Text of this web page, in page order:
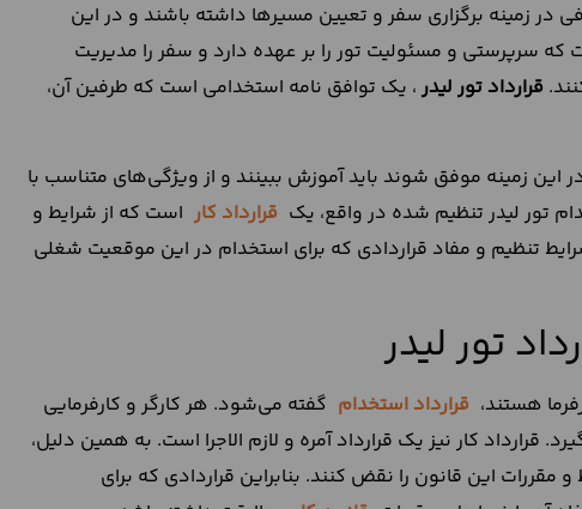
در زمینه برگزاری سفر و تعیین مسیرها داشته باشند و در این
سرپرستی و مسئولیت تور را بر عهده دارد و سفر را مدیریت
قرارداد تور لیدر ، یک توافق نامه استخدامی است که طرفین آن،
در این زمینه موفق شوند باید آموزش ببینند و از ویژگی‌های متناسب با
تور لیدر تنظیم شده در واقع، یک قرارداد کار است که از شرایط و
تنظیم و مفاد قراردادی که برای استخدام در این موقعیت شغلی
تور لیدر
هستند، قرارداد استخدام گفته می‌شود. هر کارگر و کارفرمایی
قرارداد کار نیز یک قرارداد آمره و لازم الاجرا است. به همین دلیل،
مقررات این قانون را نقض کنند. بنابراین قراردادی که برای